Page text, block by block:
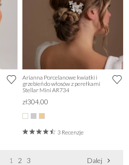
Arianna Porcelanowe kwiatki i
grzebień do włosów z perełkami
Stellar Mini AR734
zł304.00
3 Recenzje
1 2 3 Dalej